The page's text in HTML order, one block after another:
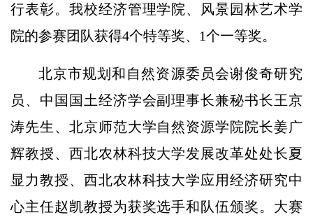
行表彰。我校经济管理学院、风景园林艺术学
院的参赛团队获得4个特等奖、1个一等奖。
北京市规划和自然资源委员会谢俊奇研究
员、中国国土经济学会副理事长兼秘书长王京
涛先生、北京师范大学自然资源学院院长姜广
辉教授、西北农林科技大学发展改革处处长夏
显力教授、西北农林科技大学应用经济研究中
心主任赵凯教授为获奖选手和队伍颁奖。大赛